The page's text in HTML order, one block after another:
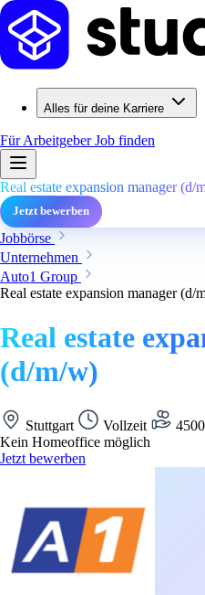
Alles für deine Karriere
Für ArbeitgeberJob finden
Real estate expansion manager (d/
Jetzt bewerben
Jobbörse
Unternehmen
Auto1 Group
Real estate expansion manager (d/
Real estate
(d/m/w)
Stuttgart Vollzeit
Kein Homeoffice möglich
Jetzt bewerben